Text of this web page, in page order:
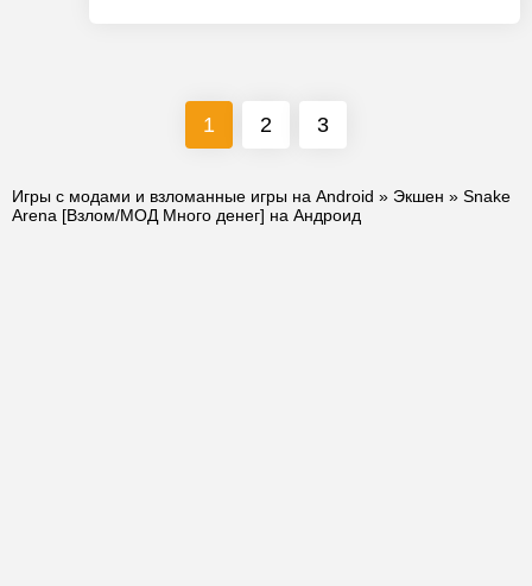
1 2 3
Игры с модами и взломанные игры на Android » Экшен » Snake
Arena [Взлом/МОД Много денег] на Андроид